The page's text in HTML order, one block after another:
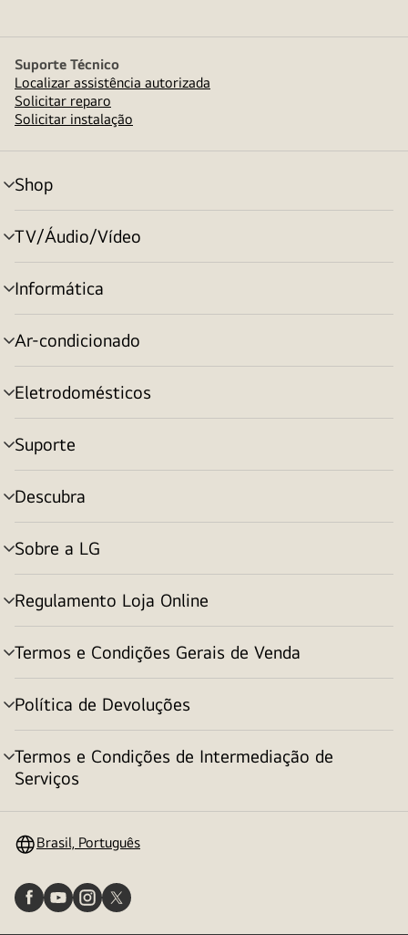
Suporte Técnico
Localizar assistência autorizada
Solicitar reparo
Solicitar instalação
Shop
alternar
menu
TV/Áudio/Vídeo
alternar
menu
Informática
alternar
menu
Ar-condicionado
alternar
menu
Eletrodomésticos
alternar
menu
Suporte
alternar
menu
Descubra
alternar
menu
Sobre a LG
alternar
menu
Regulamento Loja Online
alternar
menu
Termos e Condições Gerais de Venda
alternar
menu
Política de Devoluções
alternar
menu
Termos e Condições de Intermediação de
Serviços
alternar
Brasil, Português